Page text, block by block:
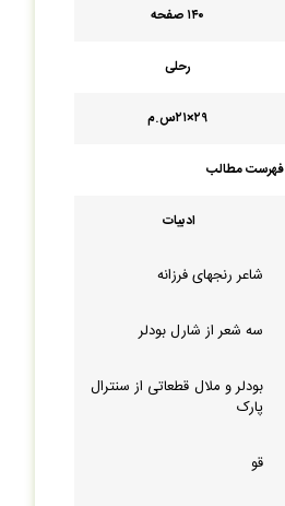
۱۴۰ صفحه
رحلی
۲۹×۲۱س.م
فهرست مطالب
ادبیات
شاعر رنج‏های فرزانه
سه شعر از شارل بودلر
بودلر و ملال قطعاتی از سنترال
پارک
قو